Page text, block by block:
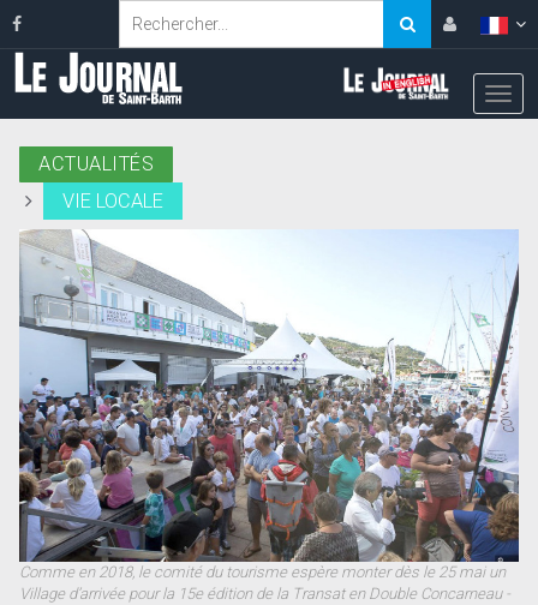
ACTUALITÉS
VIE LOCALE
Comme en 2018, le comité du tourisme espère monter dès le 25 mai un
Village d’arrivée pour la 15e édition de la Transat en Double Concarneau -